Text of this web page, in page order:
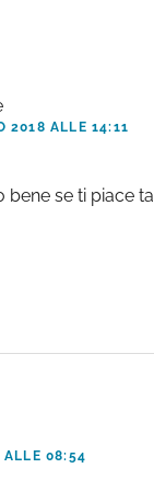
2018 ALLE 14:11
bene se ti piace
ALLE 08:54